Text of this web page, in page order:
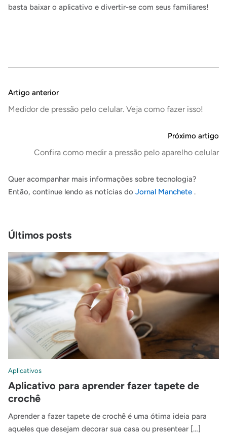
basta baixar o aplicativo e divertir-se com seus familiares!
Artigo anterior
Medidor de pressão pelo celular. Veja como fazer isso!
Próximo artigo
Confira como medir a pressão pelo aparelho celular
Quer acompanhar mais informações sobre tecnologia?
Então, continue lendo as notícias do Jornal Manchete .
Últimos posts
Aplicativos
Aplicativo para aprender fazer tapete de
crochê
Aprender a fazer tapete de crochê é uma ótima ideia para
aqueles que desejam decorar sua casa ou presentear […]